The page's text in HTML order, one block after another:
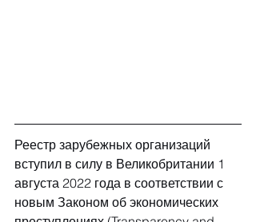
Реестр зарубежных организаций
вступил в силу в Великобритании 1
августа 2022 года в соответствии с
новым Законом об экономических